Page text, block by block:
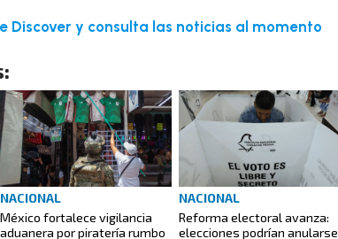
Discover y consulta las noticias al momento
NACIONAL
México fortalece vigilancia
aduanera por piratería rumbo
NACIONAL
Reforma electoral avanza:
elecciones podrían anularse